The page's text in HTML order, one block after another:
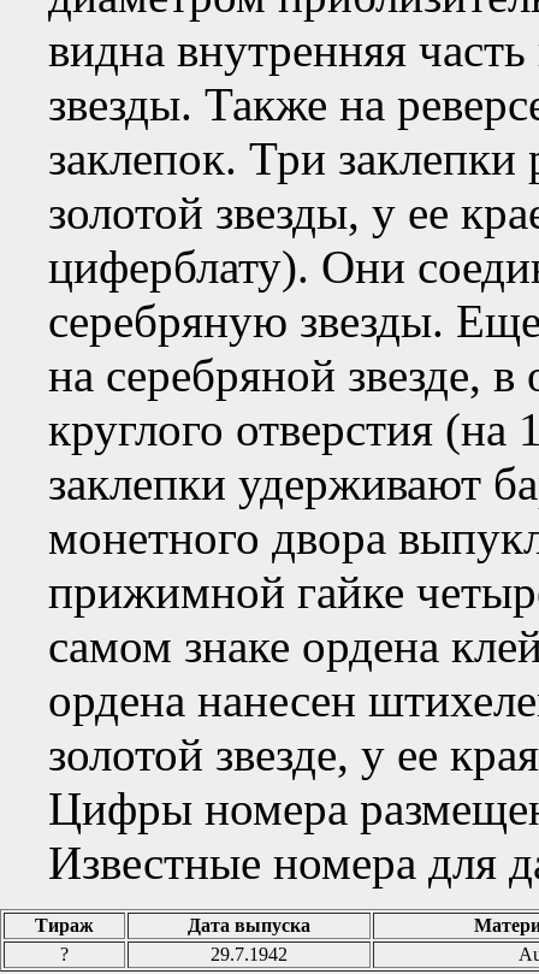
видна внутренняя
звезды. Также на
заклепок. Три заклепки
золотой звезды, у ее
циферблату). Они
серебряную звезды.
на серебряной звезде,
круглого отверстия
заклепки удерживают
монетного двора
прижимной гайке
самом знаке ордена
ордена нанесен
золотой звезде, у ее
Цифры номера
Известные номера для
Тираж Дата выпуска
?
29.7.1942